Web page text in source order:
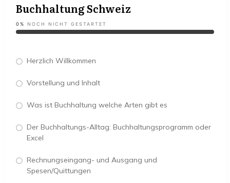
Buchhaltung Schweiz
0% NOCH NICHT GESTARTET
Herzlich Willkommen
Vorstellung und Inhalt
Was ist Buchhaltung welche Arten gibt es
Der Buchhaltungs-Alltag: Buchhaltungsprogramm oder
Excel
Rechnungseingang- und Ausgang und
Spesen/Quittungen